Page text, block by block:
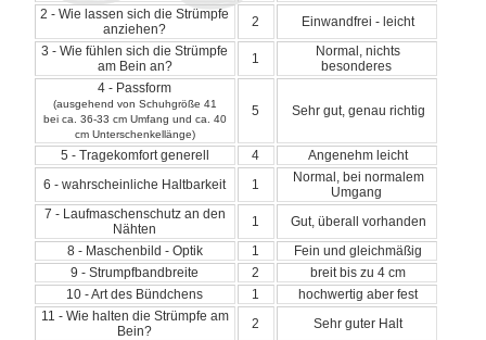
2 - Wie lassen sich die Strümpfe
anziehen?
2
Einwandfrei - leicht
3 - Wie fühlen sich die Strümpfe
am Bein an?
1
Normal, nichts
besonderes
4 - Passform
(ausgehend von Schuhgröße 41
bei ca. 36-33 cm Umfang und ca. 40
cm Unterschenkellänge)
5 Sehr gut, genau richtig
5 - Tragekomfort generell 4
Angenehm leicht
6 - wahrscheinliche Haltbarkeit
1
Normal, bei normalem
Umgang
7 - Laufmaschenschutz an den
Nähten
1
Gut, überall vorhanden
8 - Maschenbild - Optik
1
Fein und gleichmäßig
9 - Strumpfbandbreite
2
breit bis zu 4 cm
10 - Art des Bündchens
1
hochwertig aber fest
11 - Wie halten die Strümpfe am
Bein?
2 Sehr guter Halt